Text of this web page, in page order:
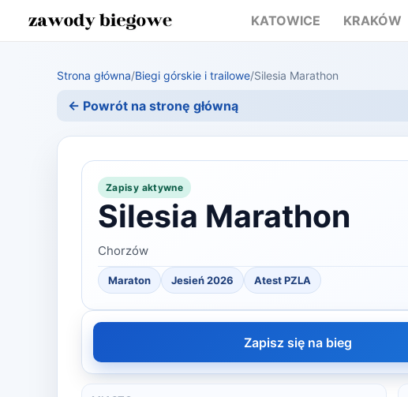
KATOWICE KRAKÓW
Strona główna/Biegi górskie i trailowe/Silesia Marathon
← Powrót na stronę główną
Zapisy aktywne
Silesia Marathon
Chorzów
Maraton Jesień 2026 Atest PZLA
Zapisz się na bieg